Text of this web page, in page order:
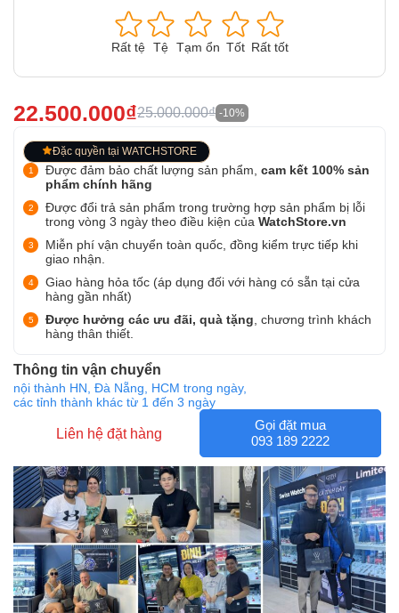
Rất tệ Tệ Tạm ổn Tốt Rất tốt
22.500.000₫25.000.000₫ -10%
Đặc quyền tại WATCHSTORE
Được đảm bảo chất lượng sản phẩm, cam kết 100% sản
phẩm chính hãng
Được đổi trả sản phẩm trong trường hợp sản phẩm bị lỗi
trong vòng 3 ngày theo điều kiện của WatchStore.vn
Miễn phí vận chuyển toàn quốc, đồng kiểm trực tiếp khi
giao nhận.
Giao hàng hỏa tốc (áp dụng đối với hàng có sẵn tại cửa
hàng gần nhất)
Được hưởng các ưu đãi, quà tặng , chương trình khách
hàng thân thiết.
Thông tin vận chuyển
nội thành HN, Đà Nẵng, HCM trong ngày,
các tỉnh thành khác từ 1 đến 3 ngày
Liên hệ đặt hàng
Gọi đặt mua
093 189 2222